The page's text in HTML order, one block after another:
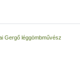
Gergő léggömbművész